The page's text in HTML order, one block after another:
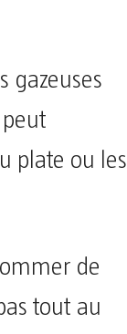
gazeuses
plate ou les
de
tout au